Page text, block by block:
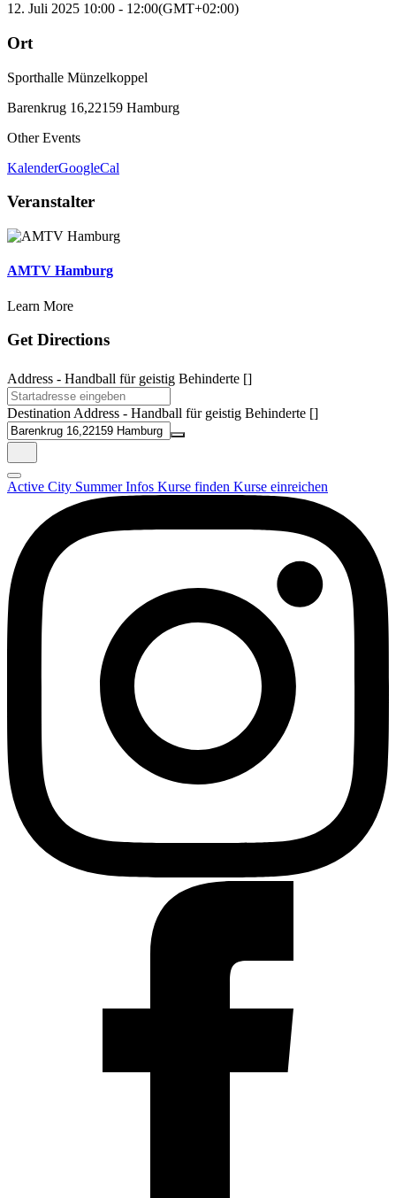
12. Juli 2025 10:00 - 12:00(GMT+02:00)
Ort
Sporthalle Münzelkoppel
Barenkrug 16,22159 Hamburg
Other Events
KalenderGoogleCal
Veranstalter
AMTV Hamburg
Learn More
Get Directions
Address - Handball für geistig Behinderte []
Destination Address - Handball für geistig Behinderte []
Active City SummerInfos Kurse finden Kurse einreichen